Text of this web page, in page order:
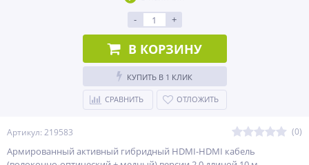
Артикул: 219583 (0)
Армированный активный гибридный HDMI-HDMI кабель
- +
В КОРЗИНУ
КУПИТЬ В 1 КЛИК
СРАВНИТЬ ОТЛОЖИТЬ